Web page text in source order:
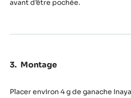
avant d’être pochée.
Montage
Placer environ 4 g de ganache